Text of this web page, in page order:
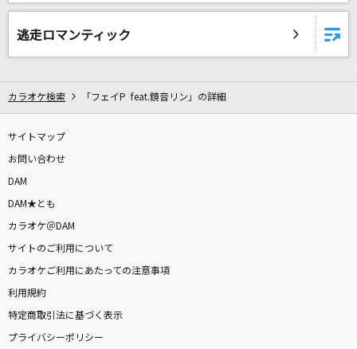
Mrs. GREEN APPLE
チラチLOVE
M!LK
カクテル
川野夏美
ケセラセラ
Mrs. GREEN APPLE
if
逃走ロマンティック
カラオケ検索 「フェイP feat.鏡音リン」の詳細
サイトマップ
お問い合わせ
DAM
DAM★とも
カラオケ＠DAM
サイトのご利用について
カラオケご利用にあたっての注意事項
利用規約
特定商取引法に基づく表示
プライバシーポリシー